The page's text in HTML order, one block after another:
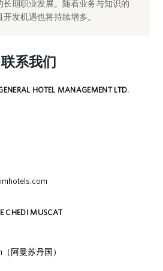
长期职业发展。随着业务与知识的
发机遇也将持续增多。
联系我们
HOTEL MANAGEMENT LTD.
CHEDI MUSCAT
阿曼苏丹国）